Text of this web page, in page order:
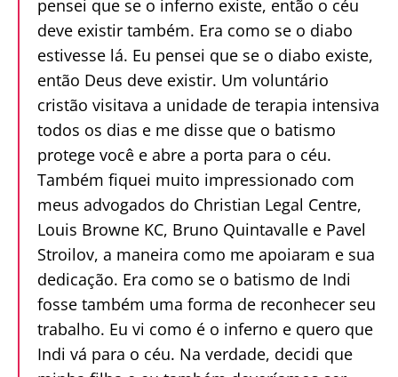
pensei que se o inferno existe, então o céu
deve existir também. Era como se o diabo
estivesse lá. Eu pensei que se o diabo existe,
então Deus deve existir. Um voluntário
cristão visitava a unidade de terapia intensiva
todos os dias e me disse que o batismo
protege você e abre a porta para o céu.
Também fiquei muito impressionado com
meus advogados do Christian Legal Centre,
Louis Browne KC, Bruno Quintavalle e Pavel
Stroilov, a maneira como me apoiaram e sua
dedicação. Era como se o batismo de Indi
fosse também uma forma de reconhecer seu
trabalho. Eu vi como é o inferno e quero que
Indi vá para o céu. Na verdade, decidi que